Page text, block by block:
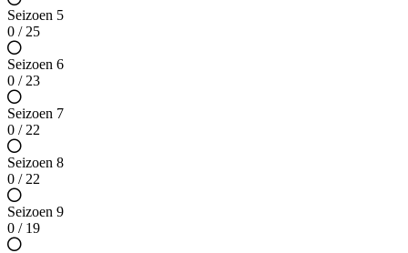
Seizoen 5
0 / 25
Seizoen 6
0 / 23
Seizoen 7
0 / 22
Seizoen 8
0 / 22
Seizoen 9
0 / 19